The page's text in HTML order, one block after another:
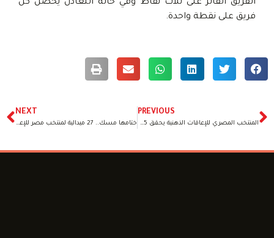
الفريق الفائز على ثلاث نقاط وفي حالة التعادل يحصل كل
فريق على نقطة واحدة.
PREVIOUS
المنتخب المصري للإعاقات الذهنية يحقق 25 ميدالية حتى الآن بدورة الألعاب العالمية بفرنسا
NEXT
ختامها مسك.. 27 ميدالية لمنتخب مصر للإعاقات الذهنية في دورة الألعاب العالمية